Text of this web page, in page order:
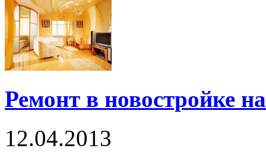
Ремонт в новостройке
12.04.2013